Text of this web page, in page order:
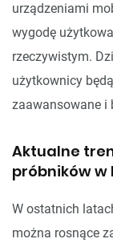
urządzeniami
wygodę
rzeczywistym.
użytkownicy
zaawansowane i
Aktualne
próbników w
W ostatnich
można rosnące